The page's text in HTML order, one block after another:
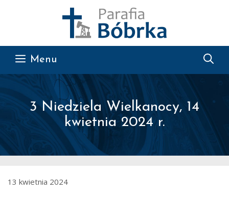
Menu
3 Niedziela Wielkanocy, 14
kwietnia 2024 r.
13 kwietnia 2024